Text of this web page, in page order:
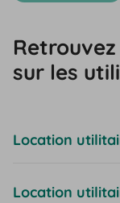
sur les
Location
Location